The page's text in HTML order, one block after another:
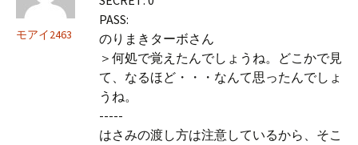
モアイ2463
PASS:
のりまきターボさん
＞何処で覚えたんでしょうね。どこかで見
て、なるほど・・・なんて思ったんでしょ
うね。
-----
はさみの渡し方は注意しているから、そこ